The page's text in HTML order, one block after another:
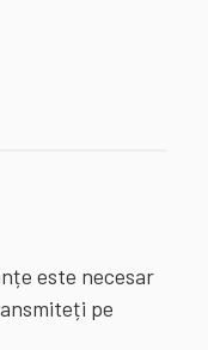
este necesar
pe